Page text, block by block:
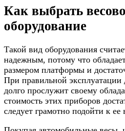
Как выбрать
оборудование
Такой вид оборудования
надежным, потому что
размером платформы и
При правильной
долго прослужит своему
стоимость этих приборов
следует грамотно подойти к ее